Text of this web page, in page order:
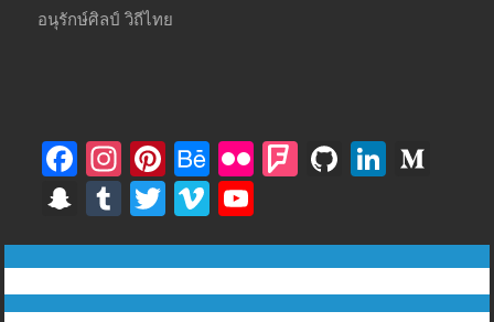
อนุรักษ์ศิลป์ วิถีไทย
F
ac
e
b
o
In
st
a
gr
a
Pi
nt
er
e
st
B
e
h
a
n
Fli F
rs
q
Gi
u
b
Li
e
dI
u
m
S
n
a
p
T
u
m
bl
T
w
itt
er
Vi
m
e
o
o
u
T